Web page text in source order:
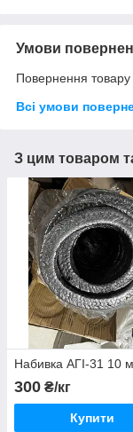
Умови
Повернення товару
Всі умови
З цим товаром
Набивка АГІ-31 10
300 ₴/кг
Купити